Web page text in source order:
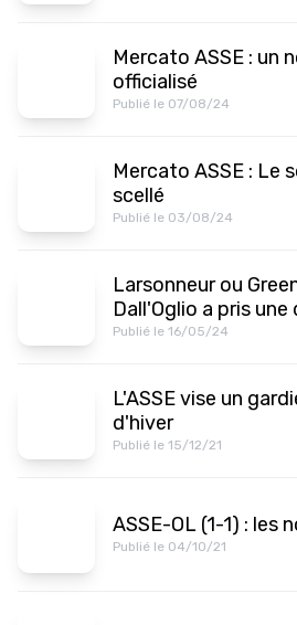
Mercato ASSE : un
officialisé
Publié le 07/08/24
Mercato ASSE : Le
scellé
Publié le 03/08/24
Larsonneur ou
Dall'Oglio a pris
Publié le 16/05/24
L'ASSE vise un
d'hiver
Publié le 15/12/21
ASSE-OL (1-1) : les
Publié le 04/10/21